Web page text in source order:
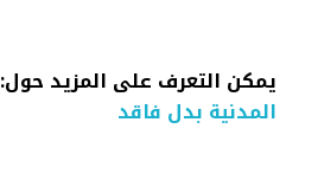
يمكن التعرف على المزيد حول:
المدنية بدل فاقد​